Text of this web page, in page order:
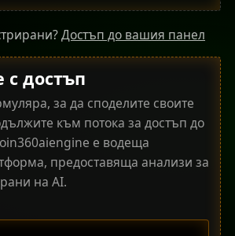
Достъп до вашия панел
с достъп
за да споделите своите
към потока за достъп до
е водеща
предоставяща анализи за
на AI.